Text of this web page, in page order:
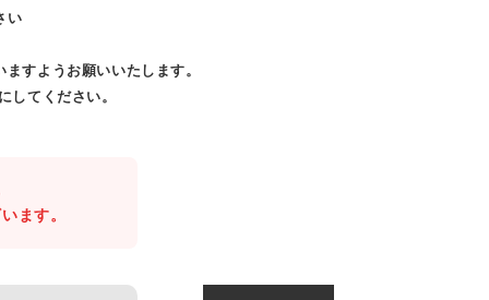
い
すようお願いいたします。
してください。
ます。